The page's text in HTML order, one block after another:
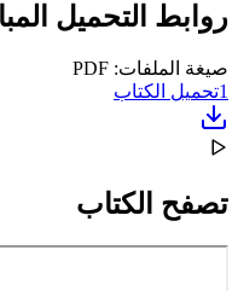
روابط التحميل
صيغة الملفات: PDF
1تحميل الكتاب
تصفح الكتاب